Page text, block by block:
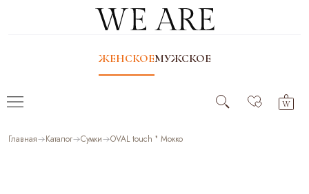
ЖЕНСКОЕМУЖСКОЕ
Главная Каталог Сумки OVAL touch ❜ Мокко